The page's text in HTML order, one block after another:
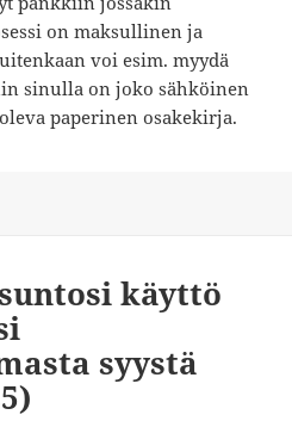
on maksullinen ja
voi esim. myydä
sinulla on joko sähköinen
paperinen osakekirja.
käyttö
syystä